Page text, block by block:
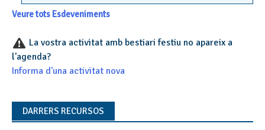
Veure tots Esdeveniments
La vostra activitat amb bestiari festiu no apareix a
l'agenda?
Informa d'una activitat nova
DARRERS RECURSOS